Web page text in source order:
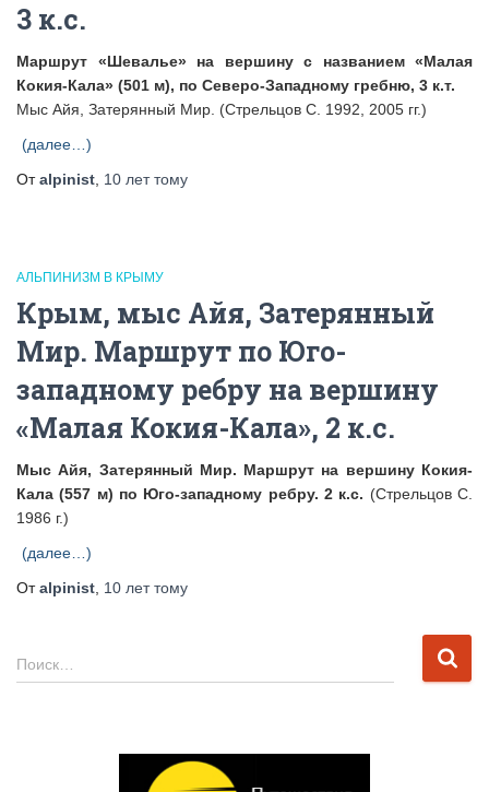
3 к.с.
Маршрут «Шевалье» на вершину с названием «Малая
Кокия-Кала» (501 м), по Северо-Западному гребню, 3 к.т.
Мыс Айя, Затерянный Мир. (Стрельцов С. 1992, 2005 гг.)
(далее…)
Отalpinist 10 леттому
АЛЬПИНИЗМ В КРЫМУ
Крым, мыс Айя, Затерянный
Мир. Маршрут по Юго-
западному ребру на вершину
«Малая Кокия-Кала», 2 к.с.
Мыс Айя, Затерянный Мир. Маршрут на вершину Кокия-
Кала (557 м) по Юго-западному ребру. 2 к.с. (Стрельцов С.
1986 г.)
(далее…)
Отalpinist 10 леттому
Н
а
Поиск…